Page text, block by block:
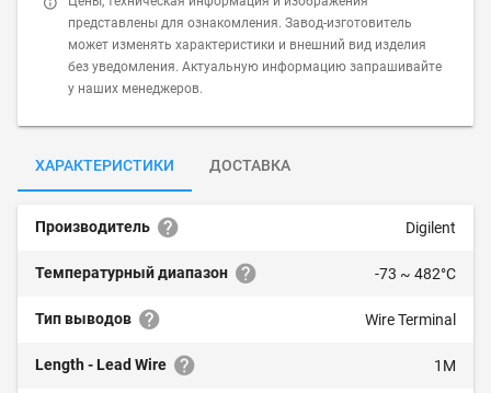
представлены для ознакомления. Завод-изготовитель
может изменять характеристики и внешний вид изделия
без уведомления. Актуальную информацию запрашивайте
у наших менеджеров.
ХАРАКТЕРИСТИКИ ДОСТАВКА
Производитель Digilent
Температурный диапазон -73 ~ 482°C
Тип выводов Wire Terminal
Length - Lead Wire 1M